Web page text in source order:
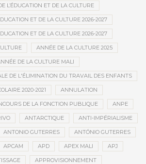
L’ÉDUCATION ET DE LA CULTURE
ET DE LA CULTURE 2026-2027
ET DE LA CULTURE 2026-2027
ANNÉE DE LA CULTURE 2025
DE LA CULTURE MALI
DE L'ÉLIMINATION DU TRAVAIL DES ENFANTS
2020-2021 ANNULATION
DE LA FONCTION PUBLIQUE ANPE
ANTARCTIQUE ANTI-IMPÉRIALISME
ANTONIO GUTERRES ANTÓNIO GUTERRES
APCAM APD APEX MALI APJ
APPROVISIONNEMENT